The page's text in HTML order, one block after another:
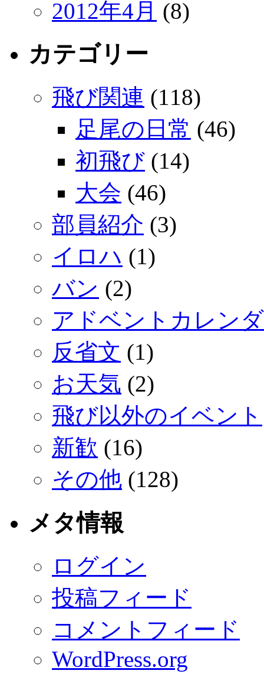
2012年4月 (8)
カテゴリー
飛び関連 (118)
足尾の日常 (46)
初飛び (14)
大会 (46)
部員紹介 (3)
イロハ (1)
バン (2)
アドベントカレン
反省文 (1)
お天気 (2)
飛び以外のイベント
新歓 (16)
その他 (128)
メタ情報
ログイン
投稿フィード
コメントフィード
WordPress.org